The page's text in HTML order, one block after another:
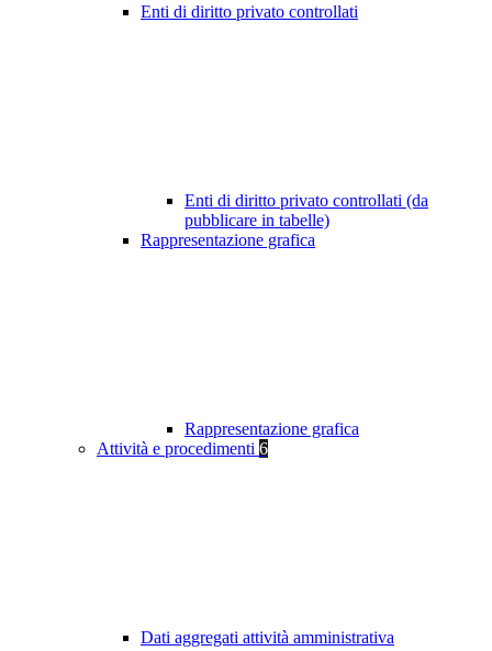
Enti di diritto privato controllati
Enti di diritto privato controllati (da
pubblicare in tabelle)
Rappresentazione grafica
Rappresentazione grafica
Attività e procedimenti 6
Dati aggregati attività amministrativa